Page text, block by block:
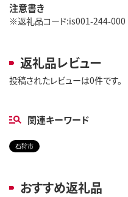
注意書き
※返礼品コード:is001-244-000
返礼品レビュー
投稿されたレビューは0件です。
関連キーワード
石狩市
おすすめ返礼品